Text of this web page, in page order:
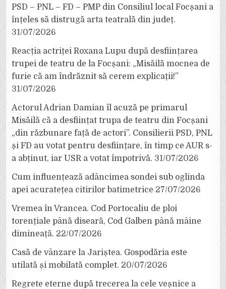
PSD – PNL – FD – PMP din Consiliul local Focșani a
înțeles să distrugă arta teatrală din județ.
31/07/2026
Reacția actriței Roxana Lupu după desființarea
trupei de teatru de la Focșani: „Misăilă mocnea de
furie că am îndrăznit să cerem explicații!”
31/07/2026
Actorul Adrian Damian îl acuză pe primarul
Misăilă că a desființat trupa de teatru din Focșani
„din răzbunare față de actori”. Consilierii PSD, PNL
și FD au votat pentru desființare, în timp ce AUR s-
a abținut, iar USR a votat împotrivă. 31/07/2026
Cum influențează adâncimea sondei sub oglinda
apei acuratețea citirilor batimetrice 27/07/2026
Vremea în Vrancea. Cod Portocaliu de ploi
torențiale până diseară, Cod Galben până mâine
dimineață. 22/07/2026
Casă de vânzare la Jariștea. Gospodăria este
utilată și mobilată complet. 20/07/2026
Regrete eterne după trecerea la cele veșnice a